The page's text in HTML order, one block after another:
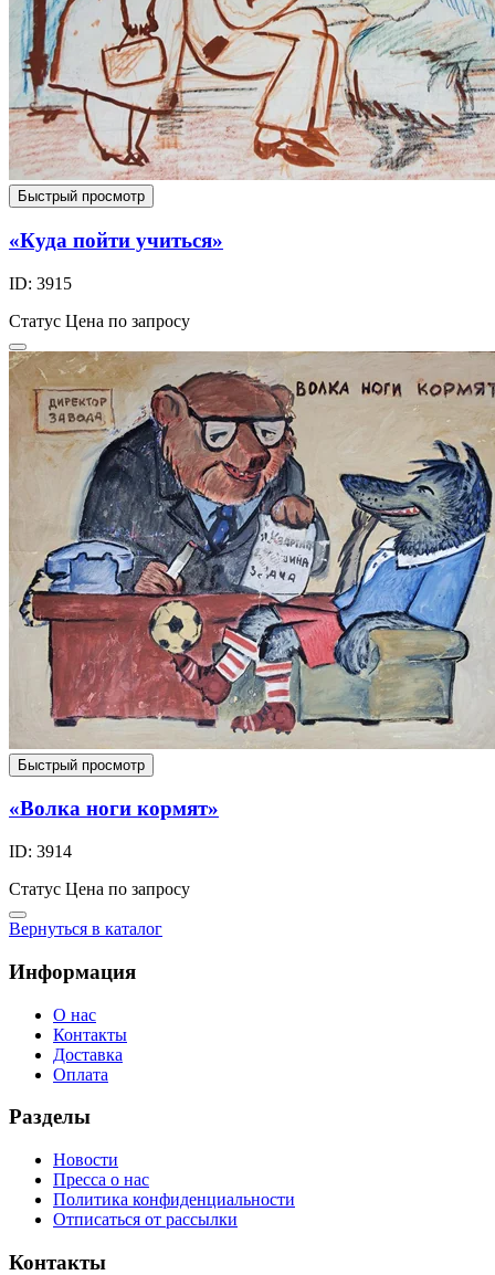
Быстрый просмотр
«Куда пойти учиться»
ID: 3915
Статус Цена по запросу
Быстрый просмотр
«Волка ноги кормят»
ID: 3914
Статус Цена по запросу
Вернуться в каталог
Информация
О нас
Контакты
Доставка
Оплата
Разделы
Новости
Пресса о нас
Политика конфиденциальности
Отписаться от рассылки
Контакты